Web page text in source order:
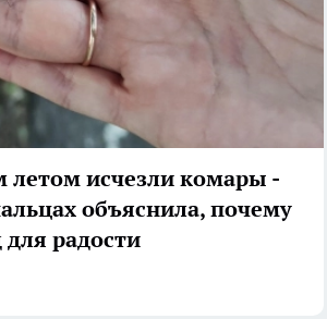
летом исчезли комары -
объяснила, почему
для радости